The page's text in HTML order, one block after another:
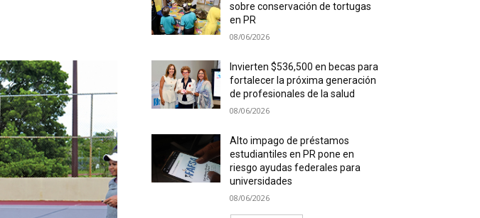
sobre conservación de tortugas
en PR
08/06/2026
Invierten $536,500 en becas para
fortalecer la próxima generación
de profesionales de la salud
08/06/2026
Alto impago de préstamos
estudiantiles en PR pone en
riesgo ayudas federales para
universidades
08/06/2026